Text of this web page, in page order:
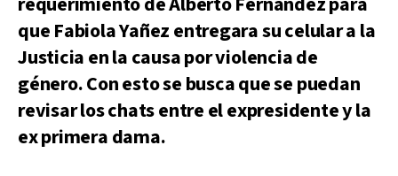
que Fabiola Yañez entregara su celular a la
Justicia en la causa por violencia de
género. Con esto se busca que se puedan
revisar los chats entre el expresidente y la
ex primera dama.